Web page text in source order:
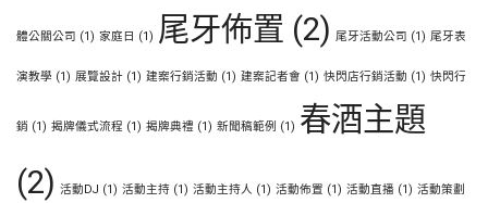
體公關公司 (1) 家庭日 (1) 尾牙佈置 (2) 尾牙活動公司 (1) 尾牙表
演教學 (1) 展覽設計 (1) 建案行銷活動 (1) 建案記者會 (1) 快閃店行銷活動 (1) 快閃行
銷 (1) 揭牌儀式流程 (1) 揭牌典禮 (1) 新聞稿範例 (1) 春酒主題
(2) 活動DJ (1) 活動主持 (1) 活動主持人 (1) 活動佈置 (1) 活動直播 (1) 活動策劃